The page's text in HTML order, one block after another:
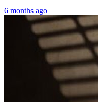
6 months ago